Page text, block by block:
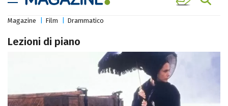
Magazine Film Drammatico
Lezioni di piano